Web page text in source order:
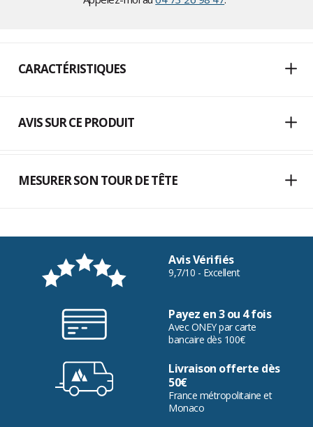
CARACTÉRISTIQUES
AVIS SUR CE PRODUIT
MESURER SON TOUR DE TÊTE
Avis Vérifiés
9,7/10 - Excellent
Payez en 3 ou 4 fois
Avec ONEY par carte
bancaire dès 100€
Livraison offerte dès
50€
France métropolitaine et
Monaco